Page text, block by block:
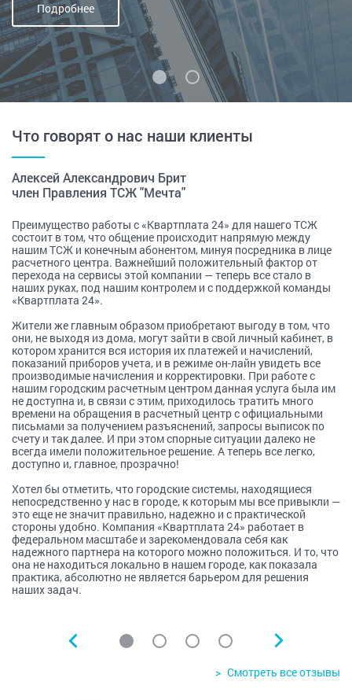
Подробнее
Расчет ЖКУ
Высокая степень автоматизации
Соответствие расчетов законам
Подробнее
Прием платежей
Моментальный автоматический учет платежей
200 способов приёма платежей
Оплата на всей территории РФ
Подробнее
Сервис по взысканию долгов
В течение 12 месяцев удается собрать до 70% долгов
Более 50% должников начинают платить в первые 3 месяца
Подробнее
Сервис аналитики
Мгновенное отображение начисления, оплаты и
"расщепления" платежей за ЖКУ
Можно установить sms оповещение об изменении
финансовых показателей
Подробнее
Распределение платежей
Моментальное распределение платежей
Расчет стоимости услуг
Высокая степень автоматизации
Личный кабинет жителя
Подробнее
Прием платежей
Моментальный автоматический учет платежей
200 способов приёма платежей
Оплата на всей территории РФ
Подробнее
Сервис по взысканию долгов
В течение 12 месяцев удается собрать до 70% долгов
Более 50% должников начинают платить в первые 3 месяца
Подробнее
Сервис аналитики
Мгновенное отображение начисления, оплаты и
"расщепления" платежей за ЖКУ
Можно установить sms оповещение об изменении
финансовых показателей
Подробнее
Распределение платежей
Онлайн доступ к аналитике по начислениям, платежам и
Подробнее
Расчет ЖКУ
Высокая степень автоматизации
Личный кабинет жителя
Подробнее
Прием платежей
Моментальный автоматический учет платежей
200 способов приёма платежей
Оплата на всей территории РФ
Подробнее
Сервис аналитики
Мгновенное отображение начисления, оплаты и
"расщепления" платежей за ЖКУ
Можно установить sms оповещение об изменении
финансовых показателей
Распределение платежей
Моментальное распределение платежей по единому
платежному
Онлайн доступ к аналитике по начислениям, платежам и
собираемости
Подробнее
Автоматическая передача данных в ГИС ЖКХ (Помещения,
услуг, показания приборов учета, платежи)
Своевременная выгрузка из ГИС ЖКХ показаний ИПУ,
Отраслевая цифровая платформа
Комплексная автоматизация деятельности
Повышение собираемости платежей до 98%
Подробнее
Ваши преимущества
Мы знаем обо всех проблемах, с которыми вы сталкиваетесь в
работе. Наши сервисы - гарантированное их решение.
Эффективность
Сервис делает за вас практически все — тратьте на
работу в 4 раза меньше времени
Подробнее
Уверенность в партнере
Cпособы оплаты ЖКУ
200 способов оплаты, включая СБП
оплата на всей территории РФ
Личный кабинет жителя
регистрация показаний приборов учета
информация о начислениях за ЖКУ
возможность оплаты прямо из личного кабинета
Мобильное приложение
все функции личного кабинета жителя в вашем телефоне
доступно в Google Play, App Store, а также APK
Подробнее
Вопрос-ответ
ответы на часто задаваемые вопросы
Подробнее
Ваши преимущества
Соответствие начислений законам - 100%
Что говорят о нас наши клиенты
Алексей Александрович Брит
член Правления ТСЖ "Мечта"
Преимущество работы с «Квартплата 24» для нашего ТСЖ
состоит в том, что общение происходит напрямую между
нашим ТСЖ и конечным абонентом, минуя посредника в лице
расчетного центра. Важнейший положительный фактор от
перехода на сервисы этой компании — теперь все стало в
наших руках, под нашим контролем и с поддержкой команды
«Квартплата 24».
Жители же главным образом приобретают выгоду в том, что
они, не выходя из дома, могут зайти в свой личный кабинет, в
котором хранится вся история их платежей и начислений,
показаний приборов учета, и в режиме он-лайн увидеть все
производимые начисления и корректировки. При работе с
нашим городским расчетным центром данная услуга была им
не доступна и, в связи с этим, приходилось тратить много
времени на обращения в расчетный центр с официальными
письмами за получением разъяснений, запросы выписок по
счету и так далее. И при этом спорные ситуации далеко не
всегда имели положительное решение. А теперь все легко,
доступно и, главное, прозрачно!
Хотел бы отметить, что городские системы, находящиеся
непосредственно у нас в городе, к которым мы все привыкли —
это еще не значит правильно, надежно и с практической
стороны удобно. Компания «Квартплата 24» работает в
федеральном масштабе и зарекомендовала себя как
надежного партнера на которого можно положиться. И то, что
она не находиться локально в нашем городе, как показала
практика, абсолютно не является барьером для решения
наших задач.
Смотреть все отзывы